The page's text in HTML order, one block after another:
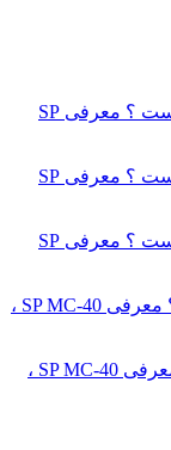
مینی لودر سنوپارس چیست ؟ معرفی SP
مینی لودر سنوپارس چیست ؟ معرفی SP
مینی لودر سنوپارس چیست ؟ معرفی SP
مینی لودر سنوپارس چیست ؟ معرفی SP MC-40 ،
مینی لودر سنوپارس چیست ؟ معرفی SP MC-40 ،